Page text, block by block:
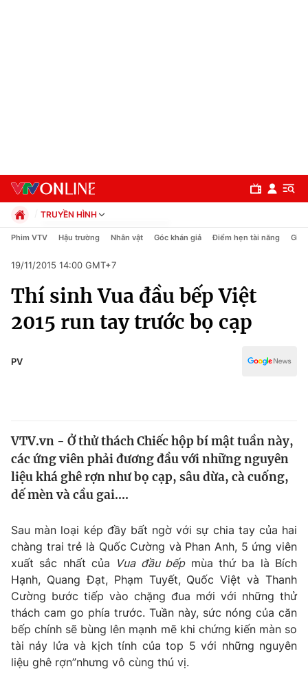
Chuyên mục
Chính trị
Thế giới
Tin tức
Thế giới đó đây
Câu chuyện quốc tế
Tài chính
Thị trường
Góc doanh nghiệp
Dữ liệu và đời sống
Truyền hình
Phim VTV
Hậu trường
Giải trí
Điện ảnh
Đời sống
TRUYỀN HÌNH
Chính trị
Pháp luật
Kinh tế
Thể thao
Truyền hình
Phim VTV Hậu trường Nhân vật Góc khán giả Điểm hẹn tài năng Giải
19/11/2015 14:00 GMT+7
Thí sinh Vua đầu bếp Việt
2015 run tay trước bọ cạp
PV
VTV.vn - Ở thử thách Chiếc hộp bí mật tuần này,
các ứng viên phải đương đầu với những nguyên
liệu khá ghê rợn như bọ cạp, sâu dừa, cà cuống,
dế mèn và cầu gai....
Sau màn loại kép đầy bất ngờ với sự chia tay của hai
chàng trai trẻ là Quốc Cường và Phan Anh, 5 ứng viên
xuất sắc nhất của Vua đầu bếpmùa thứ ba là Bích
Hạnh, Quang Đạt, Phạm Tuyết, Quốc Việt và Thanh
Cường bước tiếp vào chặng đua mới với những thử
thách cam go phía trước. Tuần này, sức nóng của căn
bếp chính sẽ bùng lên mạnh mẽ khi chứng kiến màn so
tài nảy lửa và kịch tính của top 5 với những nguyên
liệu ghê rợn”nhưng vô cùng thú vị.